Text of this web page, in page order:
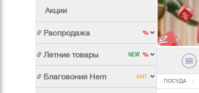
Акции
Распродажа
Летние товары
Благовония Hem ПОСУДА